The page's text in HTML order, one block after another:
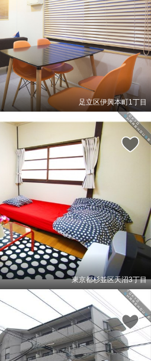
足立区伊興本町1丁目
東京都杉並区天沼3丁目